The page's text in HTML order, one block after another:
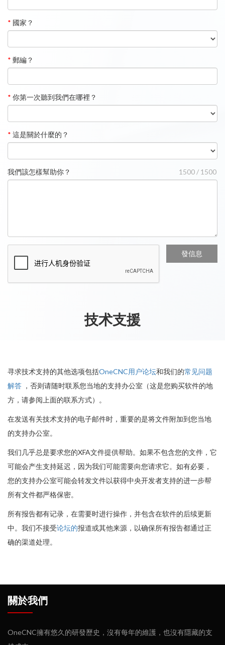
* 國家？
* 郵編？
* 你第一次聽到我們在哪裡？
* 這是關於什麼的？
我們該怎樣幫助你？ 1500 / 1500
技术支援
寻求技术支持的其他选项包括OneCNC用户论坛和我们的常见问题
解答 ，否则请随时联系您当地的支持办公室（这是您购买软件的地
方，请参阅上面的联系方式）。
在发送有关技术支持的电子邮件时，重要的是将文件附加到您当地
的支持办公室。
我们几乎总是要求您的XFA文件提供帮助。如果不包含您的文件，它
可能会产生支持延迟，因为我们可能需要向您请求它。如有必要，
您的支持办公室可能会转发文件以获得中央开发者支持的进一步帮
所有文件都严格保密。
所有报告都有记录，在需要时进行操作，并包含在软件的后续更新
中。我们不接受论坛的报道或其他来源，以确保所有报告都通过正
确的渠道处理。
關於我們
OneCNC擁有悠久的研發歷史，沒有每年的維護，也沒有隱藏的支